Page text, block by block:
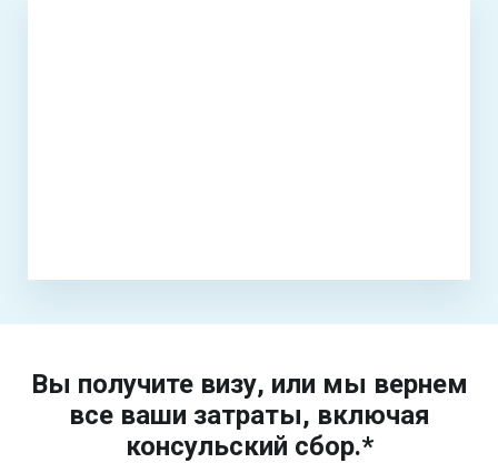
Вы получите визу, или мы вернем
все ваши затраты, включая
консульский сбор.*